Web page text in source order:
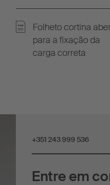
Folheto cortina
para a fixação da
carga correta
+351 243 999 536
Entre em